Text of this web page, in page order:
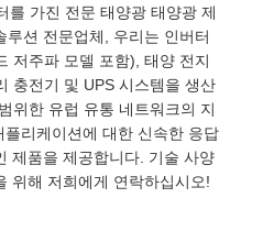
를 가진 전문 태양광 태양광 제
션 전문업체, 우리는 인버터
저주파 모델 포함), 태양 전지
충전기 및 UPS 시스템을 생산
위한 유럽 유통 네트워크의 지
리케이션에 대한 신속한 응답
제품을 제공합니다. 기술 사양
위해 저희에게 연락하십시오!